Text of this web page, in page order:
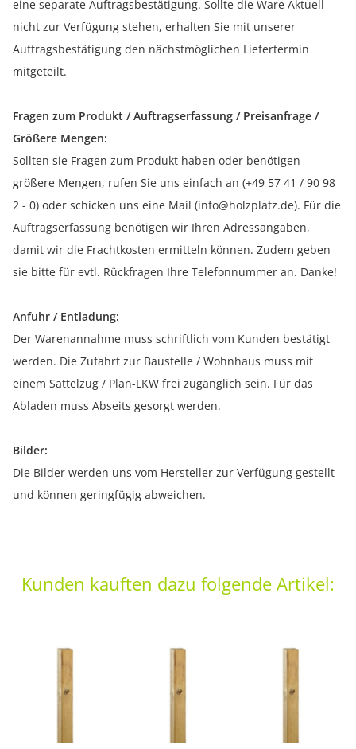
eine separate Auftragsbestätigung. Sollte die Ware Aktuell
nicht zur Verfügung stehen, erhalten Sie mit unserer
Auftragsbestätigung den nächstmöglichen Liefertermin
mitgeteilt.
Fragen zum Produkt / Auftragserfassung / Preisanfrage /
Größere Mengen:
Sollten sie Fragen zum Produkt haben oder benötigen
größere Mengen, rufen Sie uns einfach an (+49 57 41 / 90 98
2 - 0) oder schicken uns eine Mail (info@holzplatz.de). Für die
Auftragserfassung benötigen wir Ihren Adressangaben,
damit wir die Frachtkosten ermitteln können. Zudem geben
sie bitte für evtl. Rückfragen Ihre Telefonnummer an. Danke!
Anfuhr / Entladung:
Der Warenannahme muss schriftlich vom Kunden bestätigt
werden. Die Zufahrt zur Baustelle / Wohnhaus muss mit
einem Sattelzug / Plan-LKW frei zugänglich sein. Für das
Abladen muss Abseits gesorgt werden.
Bilder:
Die Bilder werden uns vom Hersteller zur Verfügung gestellt
und können geringfügig abweichen.
Kunden kauften dazu folgende Artikel: